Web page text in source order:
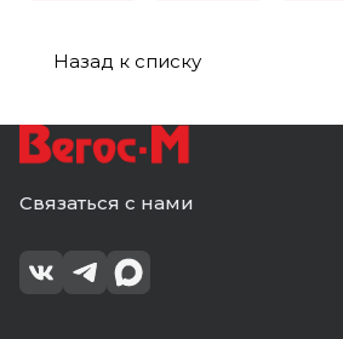
Назад к списку
Связаться с нами